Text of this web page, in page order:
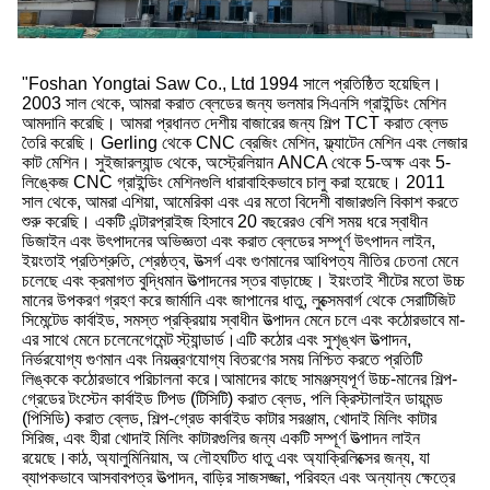
"Foshan Yongtai Saw Co., Ltd 1994 সালে প্রতিষ্ঠিত হয়েছিল।
2003 সাল থেকে, আমরা করাত ব্লেডের জন্য ভলমার সিএনসি গ্রাইন্ডিং মেশিন
আমদানি করেছি। আমরা প্রধানত দেশীয় বাজারের জন্য শিল্প TCT করাত ব্লেড
তৈরি করেছি। Gerling থেকে CNC ব্রেজিং মেশিন, ফ্ল্যাটেন মেশিন এবং লেজার
কাট মেশিন। সুইজারল্যান্ড থেকে, অস্ট্রেলিয়ান ANCA থেকে 5-অক্ষ এবং 5-
লিঙ্কেজ CNC গ্রাইন্ডিং মেশিনগুলি ধারাবাহিকভাবে চালু করা হয়েছে। 2011
সাল থেকে, আমরা এশিয়া, আমেরিকা এবং এর মতো বিদেশী বাজারগুলি বিকাশ করতে
শুরু করেছি। একটি এন্টারপ্রাইজ হিসাবে 20 বছরেরও বেশি সময় ধরে স্বাধীন
ডিজাইন এবং উৎপাদনের অভিজ্ঞতা এবং করাত ব্লেডের সম্পূর্ণ উৎপাদন লাইন,
ইয়ংতাই প্রতিশ্রুতি, শ্রেষ্ঠত্ব, উত্সর্গ এবং গুণমানের আধিপত্য নীতির চেতনা মেনে
চলেছে এবং ক্রমাগত বুদ্ধিমান উত্পাদনের স্তর বাড়াচ্ছে। ইয়ংতাই শীটের মতো উচ্চ
মানের উপকরণ গ্রহণ করে জার্মানি এবং জাপানের ধাতু, লুক্সেমবার্গ থেকে সেরাটিজিট
সিমেন্টেড কার্বাইড, সমস্ত প্রক্রিয়ায় স্বাধীন উত্পাদন মেনে চলে এবং কঠোরভাবে মা-
এর সাথে মেনে চলেনেগেমেন্ট স্ট্যান্ডার্ড।এটি কঠোর এবং সুশৃঙ্খল উত্পাদন,
নির্ভরযোগ্য গুণমান এবং নিয়ন্ত্রণযোগ্য বিতরণের সময় নিশ্চিত করতে প্রতিটি
লিঙ্ককে কঠোরভাবে পরিচালনা করে।আমাদের কাছে সামঞ্জস্যপূর্ণ উচ্চ-মানের শিল্প-
গ্রেডের টংস্টেন কার্বাইড টিপড (টিসিটি) করাত ব্লেড, পলি ক্রিস্টালাইন ডায়মন্ড
(পিসিডি) করাত ব্লেড, শিল্প-গ্রেড কার্বাইড কাটার সরঞ্জাম, খোদাই মিলিং কাটার
সিরিজ, এবং হীরা খোদাই মিলিং কাটারগুলির জন্য একটি সম্পূর্ণ উত্পাদন লাইন
রয়েছে।কাঠ, অ্যালুমিনিয়াম, অ লৌহঘটিত ধাতু এবং অ্যাক্রিলিক্সের জন্য, যা
ব্যাপকভাবে আসবাবপত্র উত্পাদন, বাড়ির সাজসজ্জা, পরিবহন এবং অন্যান্য ক্ষেত্রে